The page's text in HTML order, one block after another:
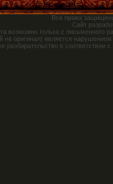
Все права
Сайт
возможно только с письменного
на оригинал) является
разбирательство в